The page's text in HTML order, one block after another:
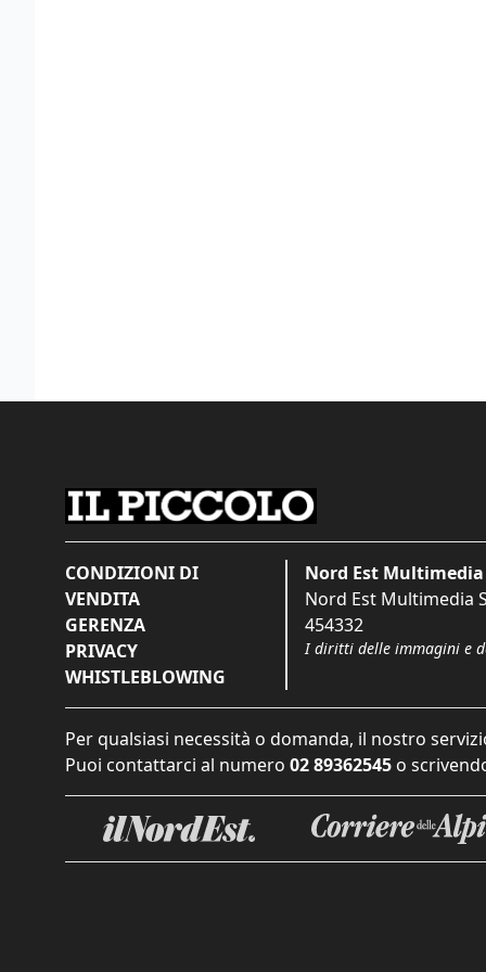
CONDIZIONI DI
VENDITA
GERENZA
PRIVACY
WHISTLEBLOWING
Nord Est Multimedia
Nord Est Multimedia
454332
I diritti delle immagini e
Per qualsiasi necessità o domanda, il nostro
Puoi contattarci al numero 02 89362545 o